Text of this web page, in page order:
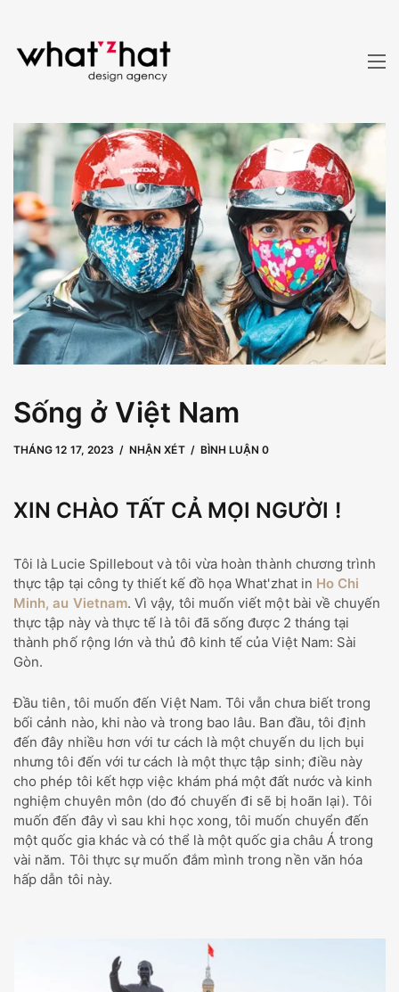
Sống ở Việt Nam
THÁNG 12 17, 2023
THÁNG 9 17, 2025 NHẬN XÉT BÌNH LUẬN 0
bởiuser
XIN CHÀO TẤT CẢ MỌI NGƯỜI !
Tôi là Lucie Spillebout và tôi vừa hoàn thành chương trình
thực tập tại công ty thiết kế đồ họa What'zhat in Ho Chi
Minh, au Vietnam. Vì vậy, tôi muốn viết một bài về chuyến
thực tập này và thực tế là tôi đã sống được 2 tháng tại
thành phố rộng lớn và thủ đô kinh tế của Việt Nam: Sài
Gòn.
Đầu tiên, tôi muốn đến Việt Nam. Tôi vẫn chưa biết trong
bối cảnh nào, khi nào và trong bao lâu. Ban đầu, tôi định
đến đây nhiều hơn với tư cách là một chuyến du lịch bụi
nhưng tôi đến với tư cách là một thực tập sinh; điều này
cho phép tôi kết hợp việc khám phá một đất nước và kinh
nghiệm chuyên môn (do đó chuyến đi sẽ bị hoãn lại). Tôi
muốn đến đây vì sau khi học xong, tôi muốn chuyển đến
một quốc gia khác và có thể là một quốc gia châu Á trong
vài năm. Tôi thực sự muốn đắm mình trong nền văn hóa
hấp dẫn tôi này.